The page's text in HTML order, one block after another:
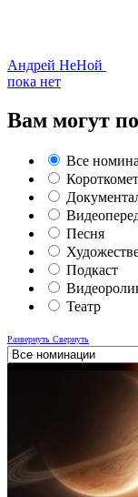
Андрей НеНой
пока нет
Вам могут
Все
Песня
Подкаст
Театр
Развернуть Свернуть